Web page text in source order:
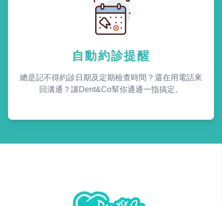
自動約診提醒
總是記不得約診日期及定期檢查時間？還在用電話來
回溝通？讓Dent&Co幫你通通一指搞定。